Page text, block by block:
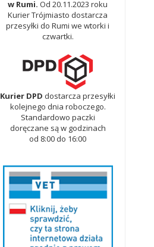
w Rumi. Od 20.11.2023 roku
Kurier Trójmiasto dostarcza
przesyłki do Rumi we wtorki i
czwartki.
Kurier DPD dostarcza przesyłki
kolejnego dnia roboczego.
Standardowo paczki
doręczane są w godzinach
od 8:00 do 16:00